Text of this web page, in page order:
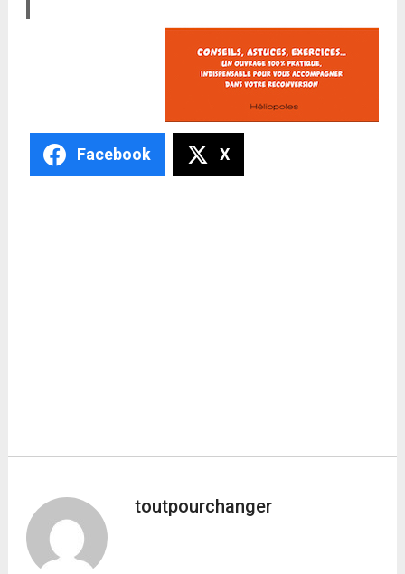
Facebook X
toutpourchanger